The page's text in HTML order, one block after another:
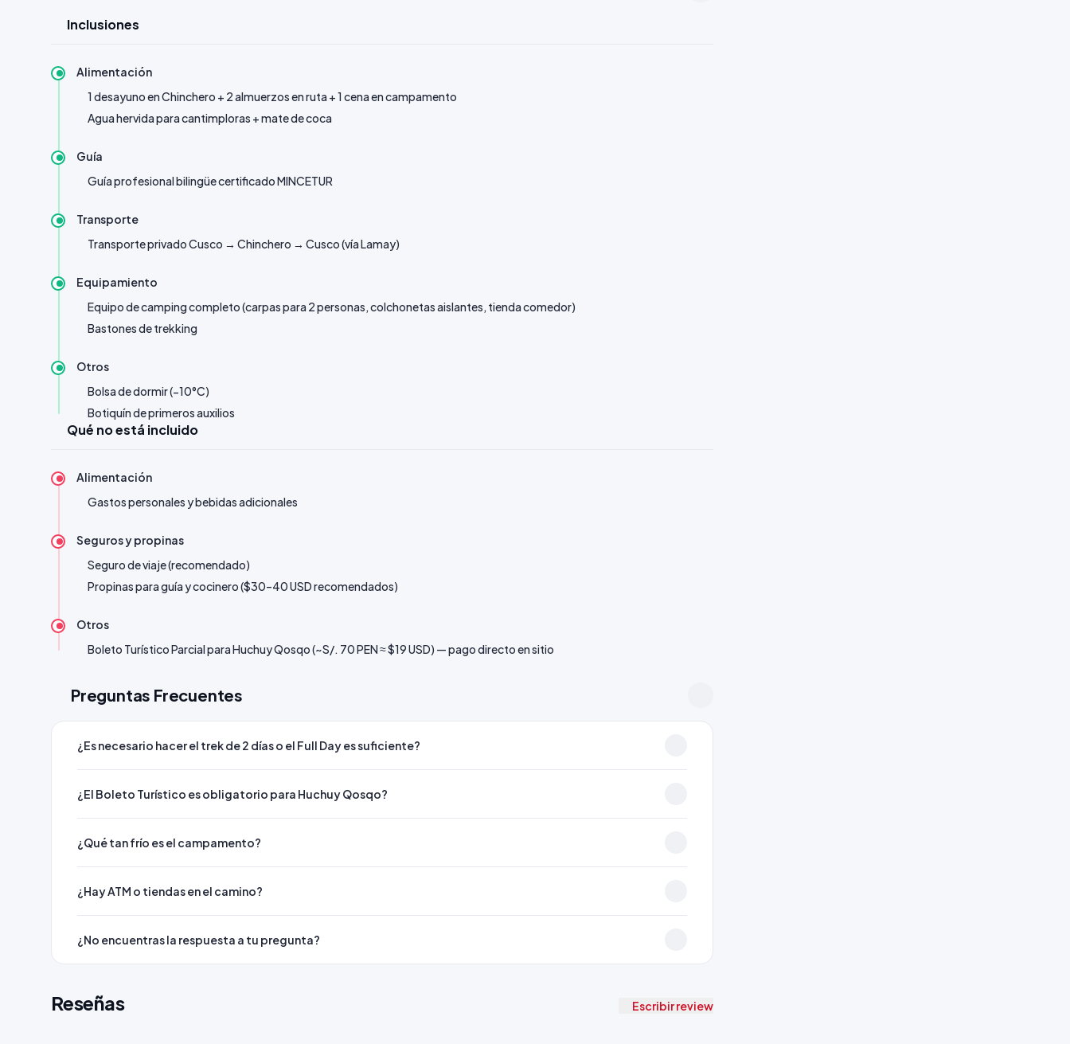
Distancia Día 1: ~10 km. Desnivel: +680 m.
Inclusiones
Alimentación
1 desayuno en Chinchero + 2 almuerzos en ruta + 1 cena en campamento
Agua hervida para cantimploras + mate de coca
Guía
Guía profesional bilingüe certificado MINCETUR
Transporte
Transporte privado Cusco → Chinchero → Cusco (vía Lamay)
Equipamiento
Equipo de camping completo (carpas para 2 personas, colchonetas aislantes, tienda comedor)
Bastones de trekking
Otros
Bolsa de dormir (−10°C)
Botiquín de primeros auxilios
Qué no está incluido
Alimentación
Gastos personales y bebidas adicionales
Seguros y propinas
Seguro de viaje (recomendado)
Propinas para guía y cocinero ($30–40 USD recomendados)
Otros
Boleto Turístico Parcial para Huchuy Qosqo (~S/. 70 PEN ≈ $19 USD) — pago directo en sitio
Preguntas Frecuentes
¿Es necesario hacer el trek de 2 días o el Full Day es suficiente?
¿El Boleto Turístico es obligatorio para Huchuy Qosqo?
¿Qué tan frío es el campamento?
¿Hay ATM o tiendas en el camino?
¿No encuentras la respuesta a tu pregunta?
Reseñas Escribir review